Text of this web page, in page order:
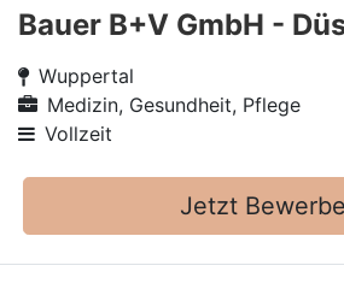
Bauer B+V GmbH -
Wuppertal
Medizin, Gesundheit, Pflege
Vollzeit
Jetzt